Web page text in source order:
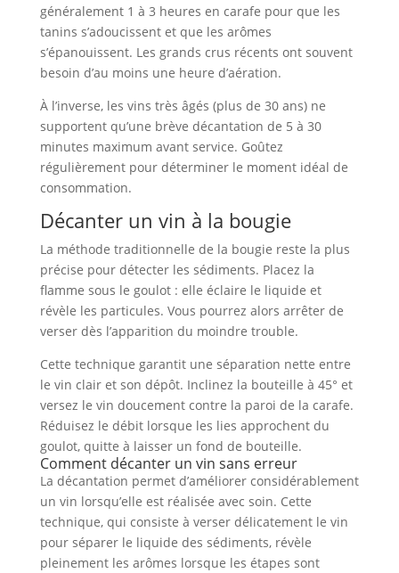
généralement 1 à 3 heures en carafe pour que les
tanins s’adoucissent et que les arômes
s’épanouissent. Les grands crus récents ont souvent
besoin d’au moins une heure d’aération.
À l’inverse, les vins très âgés (plus de 30 ans) ne
supportent qu’une brève décantation de 5 à 30
minutes maximum avant service. Goûtez
régulièrement pour déterminer le moment idéal de
consommation.
Décanter un vin à la bougie
La méthode traditionnelle de la bougie reste la plus
précise pour détecter les sédiments. Placez la
flamme sous le goulot : elle éclaire le liquide et
révèle les particules. Vous pourrez alors arrêter de
verser dès l’apparition du moindre trouble.
Cette technique garantit une séparation nette entre
le vin clair et son dépôt. Inclinez la bouteille à 45° et
versez le vin doucement contre la paroi de la carafe.
Réduisez le débit lorsque les lies approchent du
goulot, quitte à laisser un fond de bouteille.
Comment décanter un vin sans erreur
La décantation permet d’améliorer considérablement
un vin lorsqu’elle est réalisée avec soin. Cette
technique, qui consiste à verser délicatement le vin
pour séparer le liquide des sédiments, révèle
pleinement les arômes lorsque les étapes sont